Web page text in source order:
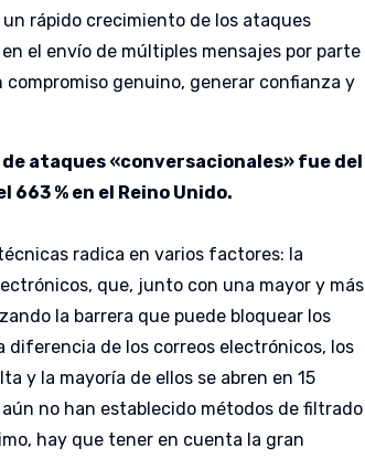
rápido crecimiento de los ataques
el envío de múltiples mensajes por parte
genuino, generar confianza y
ataques «conversacionales» fue del
663 % en el Reino Unido.
radica en varios factores: la
que, junto con una mayor y más
la barrera que puede bloquear los
diferencia de los correos electrónicos, los
y la mayoría de ellos se abren en 15
no han establecido métodos de filtrado
hay que tener en cuenta la gran